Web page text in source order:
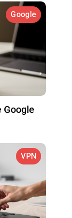
Google
Google
VPN